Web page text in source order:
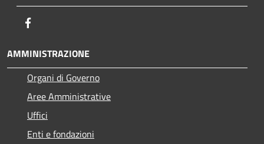
AMMINISTRAZIONE
Organi di Governo
Aree Amministrative
Uffici
Enti e fondazioni